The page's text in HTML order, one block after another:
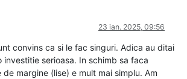
23 ian. 2025, 09:56
convins ca si le fac singuri. Adica au ditai
serioasa. In schimb sa faca
margine (lise) e mult mai simplu. Am